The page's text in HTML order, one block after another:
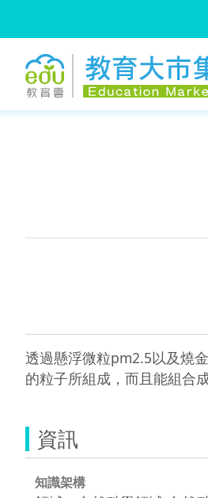
透過懸浮微粒pm2.5以及燒
的粒子所組成，而且能組合
資訊
知識架構